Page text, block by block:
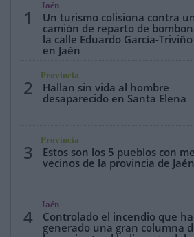
1
Jaén
Un turismo colisiona contra un
camión de reparto de
la calle Eduardo García-
en Jaén
2
Provincia
Hallan sin vida al hombre
desaparecido en Santa Elena
3
Provincia
Estos son los 5 pueblos con
vecinos de la provincia de Jaén
4
Jaén
Controlado el incendio que ha
generado una gran columna